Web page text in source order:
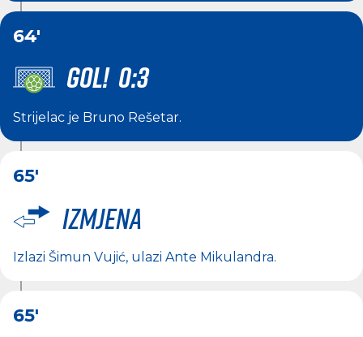
64'
GOL! 0:3
Strijelac je Bruno Rešetar.
65'
Izmjena
Izlazi Šimun Vujić, ulazi Ante Mikulandra.
65'